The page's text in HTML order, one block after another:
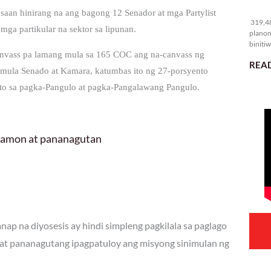
hinirang na ang bagong 12 Senador at mga Partylist
partikular na sektor sa lipunan.
pa lamang mula sa 165 COC ang na-canvass ng
Senado at Kamara, katumbas ito ng 27-porsyento
sa pagka-Pangulo at pagka-Pangalawang Pangulo.
at pananagutan
na diyosesis ay hindi simpleng pagkilala sa paglago
pananagutang ipagpatuloy ang misyong sinimulan ng